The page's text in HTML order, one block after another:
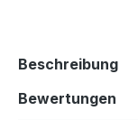
Beschreibung
Bewertungen